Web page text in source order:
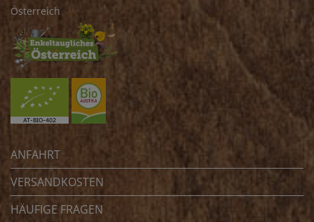
Österreich
ANFAHRT
VERSANDKOSTEN
HÄUFIGE FRAGEN